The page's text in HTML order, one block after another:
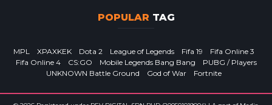
POPULAR TAG
MPL XPAXKEK Dota 2 League of Legends Fifa 19
Fifa Online 3
Fifa Online 4
CS:GO Mobile Legends Bang Bang
PUBG / Players
UNKNOWN Battle Ground
God of War Fortnite